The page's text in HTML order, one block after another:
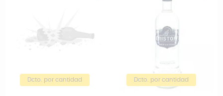
Dcto. por cantidad Dcto. por cantidad